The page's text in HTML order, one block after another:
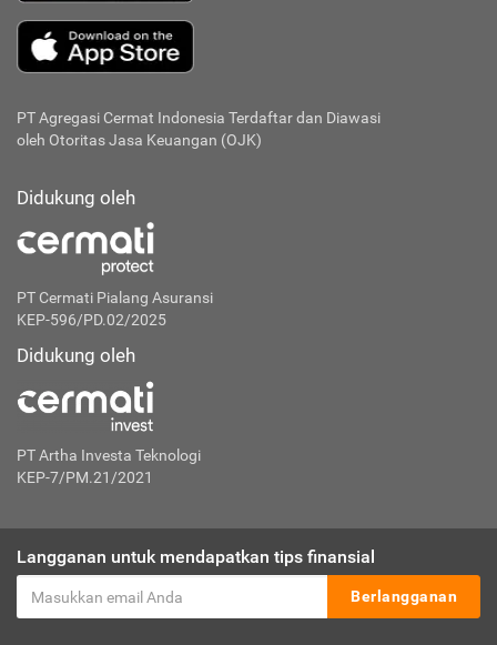
PT Agregasi Cermat Indonesia Terdaftar dan Diawasi
oleh Otoritas Jasa Keuangan (OJK)
Didukung oleh
PT Cermati Pialang Asuransi
KEP-596/PD.02/2025
Didukung oleh
PT Artha Investa Teknologi
KEP-7/PM.21/2021
Langganan untuk mendapatkan tips finansial
Berlangganan